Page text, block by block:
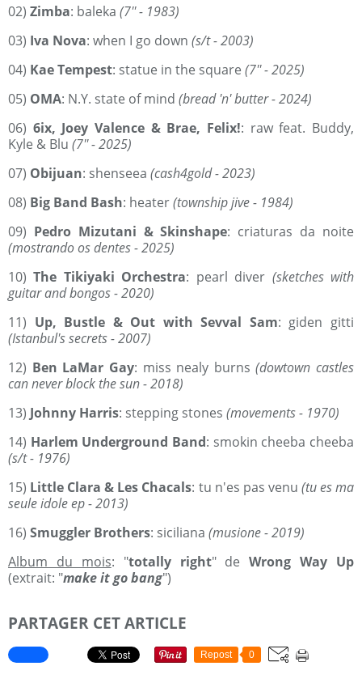
02) Zimba: baleka (7'' - 1983)
03) Iva Nova: when I go down (s/t - 2003)
04) Kae Tempest: statue in the square (7'' - 2025)
05) OMA: N.Y. state of mind (bread 'n' butter - 2024)
06) 6ix, Joey Valence & Brae, Felix!: raw feat. Buddy,
Kyle & Blu (7'' - 2025)
07) Obijuan: shenseea (cash4gold - 2023)
08) Big Band Bash: heater(township jive - 1984)
09) Pedro Mizutani & Skinshape: criaturas da noite
(mostrando os dentes - 2025)
10) The Tikiyaki Orchestra: pearl diver (sketches with
guitar and bongos - 2020)
11) Up, Bustle & Out with Sevval Sam: giden gitti
(Istanbul's secrets - 2007)
12) Ben LaMar Gay: miss nealy burns(dowtown castles
can never block the sun - 2018)
13) Johnny Harris: stepping stones (movements - 1970)
14) Harlem Underground Band: smokin cheeba cheeba
(s/t - 1976)
15) Little Clara & Les Chacals: tu n'es pas venu (tu es ma
seule idole ep - 2013)
16) Smuggler Brothers: siciliana (musione - 2019)
Album du mois: "totally right" deWrong Way Up
(extrait: "make it go bang")
PARTAGER CET ARTICLE
Repost 0